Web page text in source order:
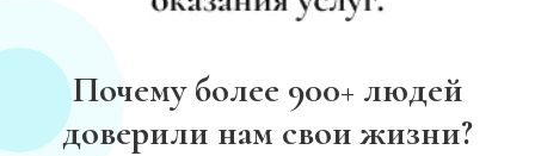
Круглосуточный вывод из запоя
от 2 500 ₽
Круглосуточный вывод из запоя
Почему более 900+ людей
доверили нам свои жизни?